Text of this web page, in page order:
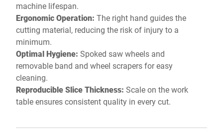
machine lifespan.
Ergonomic Operation: The right hand guides the
cutting material, reducing the risk of injury to a
minimum.
Optimal Hygiene: Spoked saw wheels and
removable band and wheel scrapers for easy
cleaning.
Reproducible Slice Thickness: Scale on the work
table ensures consistent quality in every cut.